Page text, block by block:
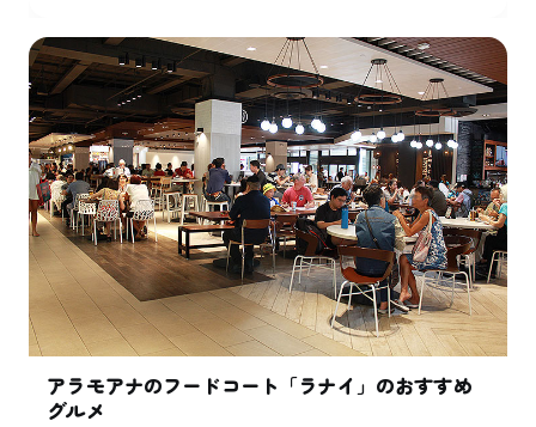
アラモアナのフードコート「ラナイ」のおすすめ
グルメ